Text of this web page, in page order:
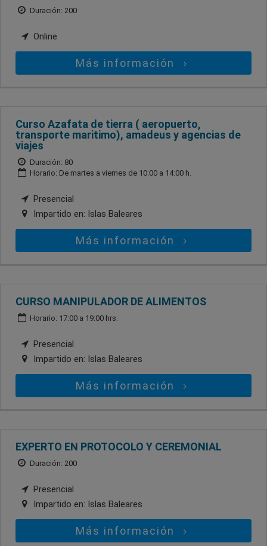
Duración: 200
Online
Más información
Curso Azafata de tierra ( aeropuerto,
transporte maritimo), amadeus y agencias de
viajes
Duración: 80
Horario: De martes a viernes de 10:00 a 14:00 h.
Presencial
Impartido en: Islas Baleares
Más información
CURSO MANIPULADOR DE ALIMENTOS
Horario: 17:00 a 19:00 hrs.
Presencial
Impartido en: Islas Baleares
Más información
EXPERTO EN PROTOCOLO Y CEREMONIAL
Duración: 200
Presencial
Impartido en: Islas Baleares
Más información